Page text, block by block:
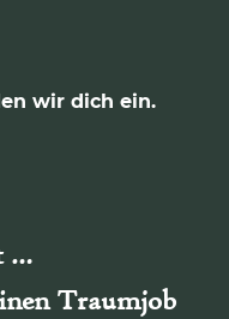
wir dich ein.
…
Traumjob